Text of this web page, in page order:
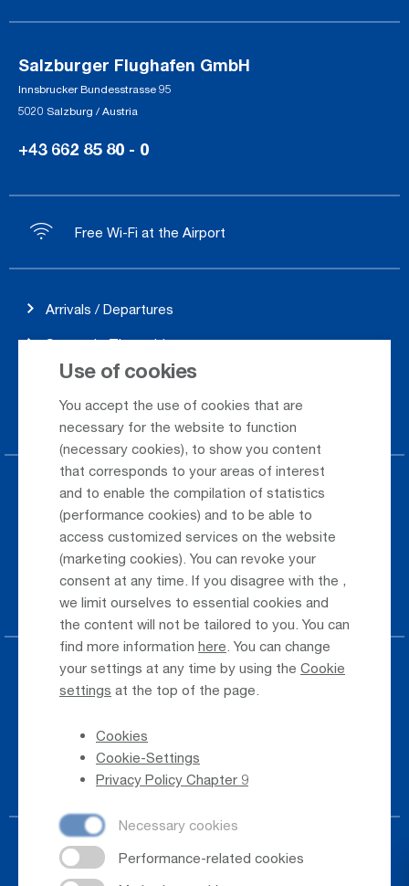
Use of cookies
You accept the use of cookies that are
necessary for the website to function
(necessary cookies), to show you content
that corresponds to your areas of interest
and to enable the compilation of statistics
(performance cookies) and to be able to
access customized services on the website
(marketing cookies). You can revoke your
consent at any time. If you disagree with the ,
we limit ourselves to essential cookies and
the content will not be tailored to you. You can
find more information here . You can change
your settings at any time by using the Cookie
settings at the top of the page.
Cookies
Cookie-Settings
Privacy Policy Chapter 9
Salzburger Flughafen GmbH
Innsbrucker Bundesstrasse 95
5020 Salzburg / Austria
+43 662 85 80 - 0
Free Wi-Fi at the Airport
Arrivals / Departures
Season's Timetable
Webcam
Car Rental
Parking at the airport
Public Transportation
Taxi & Shuttle Transfer
Jobs & Careers
Press
Phone Directory
Newsletter Registration